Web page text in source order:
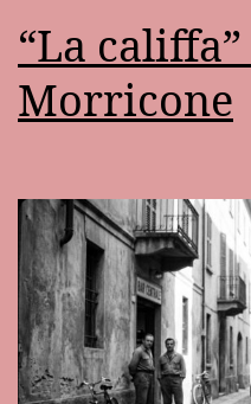
“La
Morricone